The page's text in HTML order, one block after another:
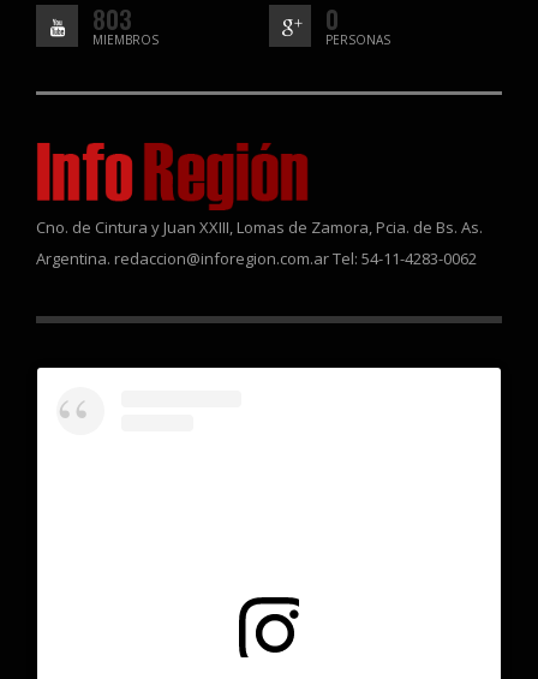
803
MIEMBROS
0
PERSONAS
Cno. de Cintura y Juan XXIII, Lomas de Zamora, Pcia. de Bs. As.
Argentina. redaccion@inforegion.com.ar Tel: 54-11-4283-0062